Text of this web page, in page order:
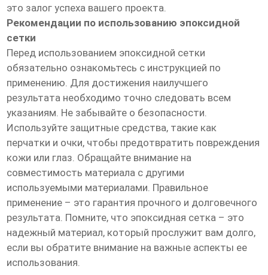
это залог успеха вашего проекта.
Рекомендации по использованию эпоксидной
сетки
Перед использованием эпоксидной сетки
обязательно ознакомьтесь с инструкцией по
применению. Для достижения наилучшего
результата необходимо точно следовать всем
указаниям. Не забывайте о безопасности.
Используйте защитные средства, такие как
перчатки и очки, чтобы предотвратить повреждения
кожи или глаз. Обращайте внимание на
совместимость материала с другими
используемыми материалами. Правильное
применение – это гарантия прочного и долговечного
результата. Помните, что эпоксидная сетка – это
надежный материал, который прослужит вам долго,
если вы обратите внимание на важные аспекты ее
использования.